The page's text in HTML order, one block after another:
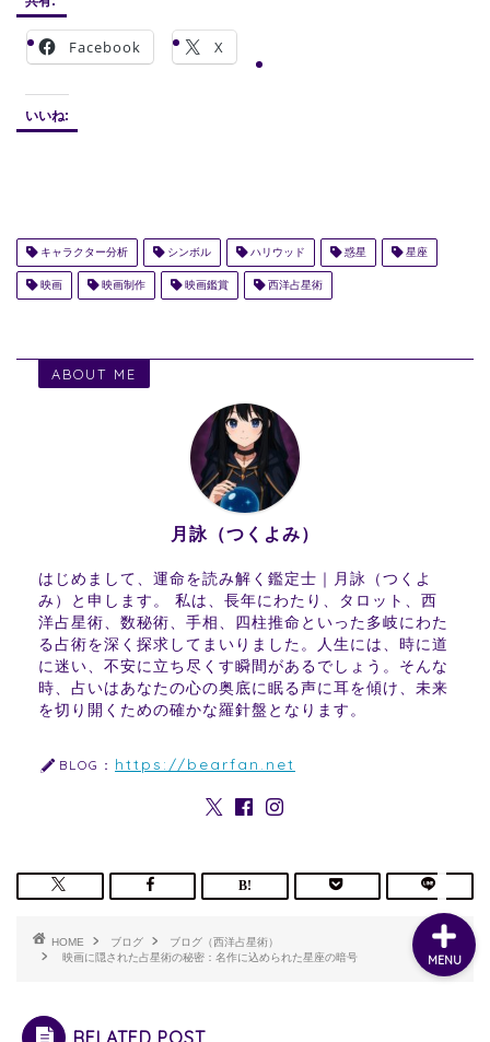
Facebook X
いいね:
キャラクター分析 シンボル ハリウッド 惑星 星座
映画 映画制作 映画鑑賞 西洋占星術
ABOUT ME
月詠（つくよみ）
はじめまして、運命を読み解く鑑定士｜月詠（つくよ
み）と申します。 私は、長年にわたり、タロット、西
洋占星術、数秘術、手相、四柱推命といった多岐にわた
る占術を深く探求してまいりました。人生には、時に道
に迷い、不安に立ち尽くす瞬間があるでしょう。そんな
時、占いはあなたの心の奥底に眠る声に耳を傾け、未来
を切り開くための確かな羅針盤となります。
BLOG： https://bearfan.net
HOME ブログ
ブログ（西洋占星術）
映画に隠された占星術の秘密：名作に込められた星座の暗号
MENU